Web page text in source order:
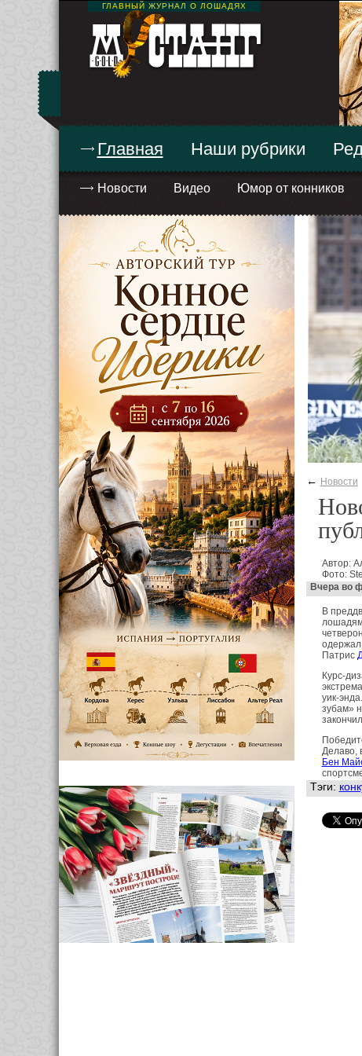
ГЛАВНЫЙ ЖУРНАЛ О ЛОШАДЯХ
Главная
Новости Видео Юмор от конников
Наши рубрики
← Новости
Автор:
Фото:
Вчера во
В
Патрис
Курс-
уик-
зубам»
Делаво,
Бен
Тэги: